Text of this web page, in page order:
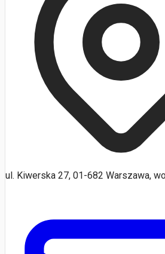
ul. Kiwerska 27, 01-682 Warszawa,